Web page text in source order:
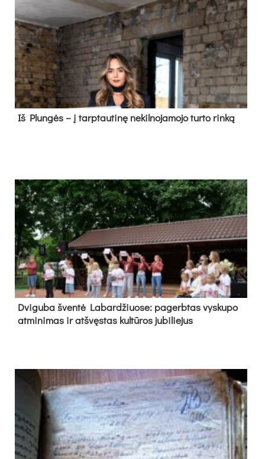
Iš Plungės – į tarptautinę nekilnojamojo turto rinką
Dvi­gu­ba šven­tė La­bar­džiuo­se: pa­gerb­tas vys­ku­po
at­mi­ni­mas ir at­švęs­tas kul­tū­ros ju­bi­lie­jus